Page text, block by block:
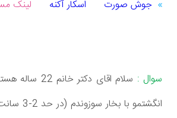
جوش صورت اسکار آکنه لینک
سوال :
انگشتمو